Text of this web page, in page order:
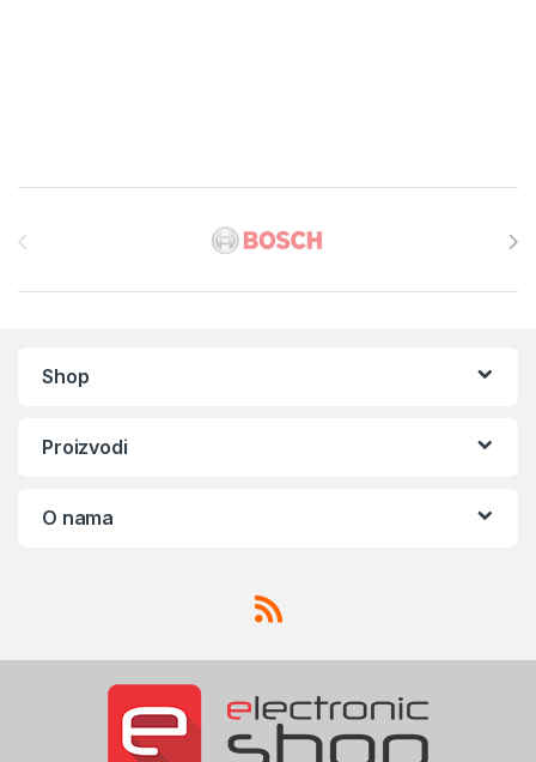
Shop
Proizvodi
O nama